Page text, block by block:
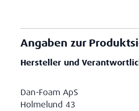
Angaben zur
Hersteller und
Dan-Foam ApS
Holmelund 43